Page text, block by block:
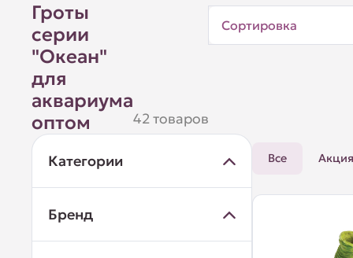
Гроты
серии
"Океан"
для
аквариума
оптом
42 товаров
Сортировка
Категории
Бренд
Все